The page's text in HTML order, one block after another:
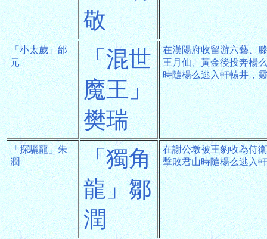
敬
「小太歲」邰
元
「混世
魔王」
樊瑞
在漢陽府收留游六藝、
王月仙、黃金後投奔楊
時隨楊么逃入軒轅井，
「探驪龍」朱
潤
「獨角
龍」鄒
潤
在謝公墩被王豹收為侍
擊敗君山時隨楊么逃入